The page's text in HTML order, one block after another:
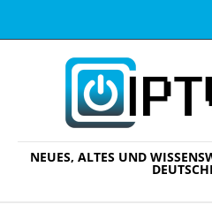
NEUES, ALTES UND